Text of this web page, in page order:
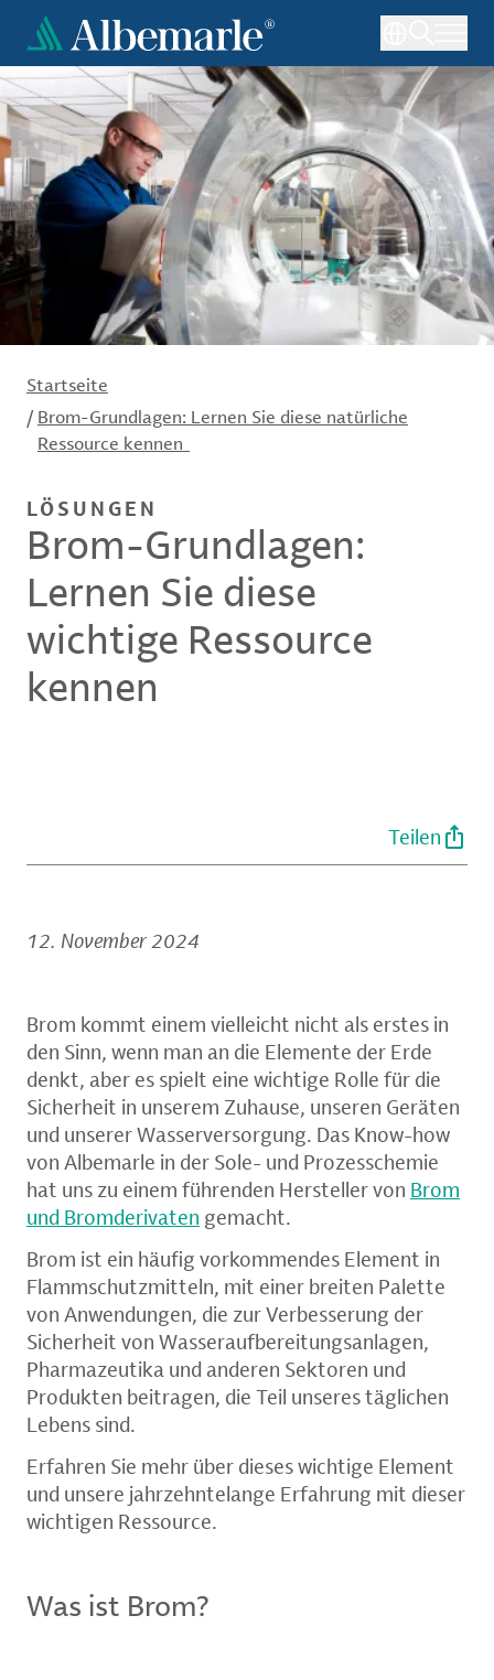
Direkt
zum
Inhalt
Startseite
/ Brom-Grundlagen: Lernen Sie diese natürliche
Ressource kennen
LÖSUNGEN
Brom-Grundlagen:
Lernen Sie diese
wichtige Ressource
kennen
Teilen
12. November 2024
Brom kommt einem vielleicht nicht als erstes in
den Sinn, wenn man an die Elemente der Erde
denkt, aber es spielt eine wichtige Rolle für die
Sicherheit in unserem Zuhause, unseren Geräten
und unserer Wasserversorgung. Das Know-how
von Albemarle in der Sole- und Prozesschemie
hat uns zu einem führenden Hersteller von Brom
und Bromderivaten gemacht.
Brom ist ein häufig vorkommendes Element in
Flammschutzmitteln, mit einer breiten Palette
von Anwendungen, die zur Verbesserung der
Sicherheit von Wasseraufbereitungsanlagen,
Pharmazeutika und anderen Sektoren und
Produkten beitragen, die Teil unseres täglichen
Lebens sind.
Erfahren Sie mehr über dieses wichtige Element
und unsere jahrzehntelange Erfahrung mit dieser
wichtigen Ressource.
Was ist Brom?